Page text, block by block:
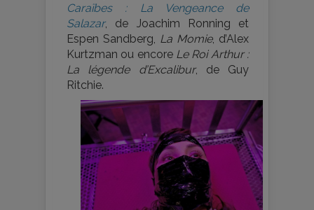
Caraïbes : La Vengeance de
Salazar, de Joachim Ronning et
Espen Sandberg,
La Momie, d’Alex
Kurtzman ou encore Le Roi Arthur :
La légende d’Excalibur, de Guy
Ritchie.